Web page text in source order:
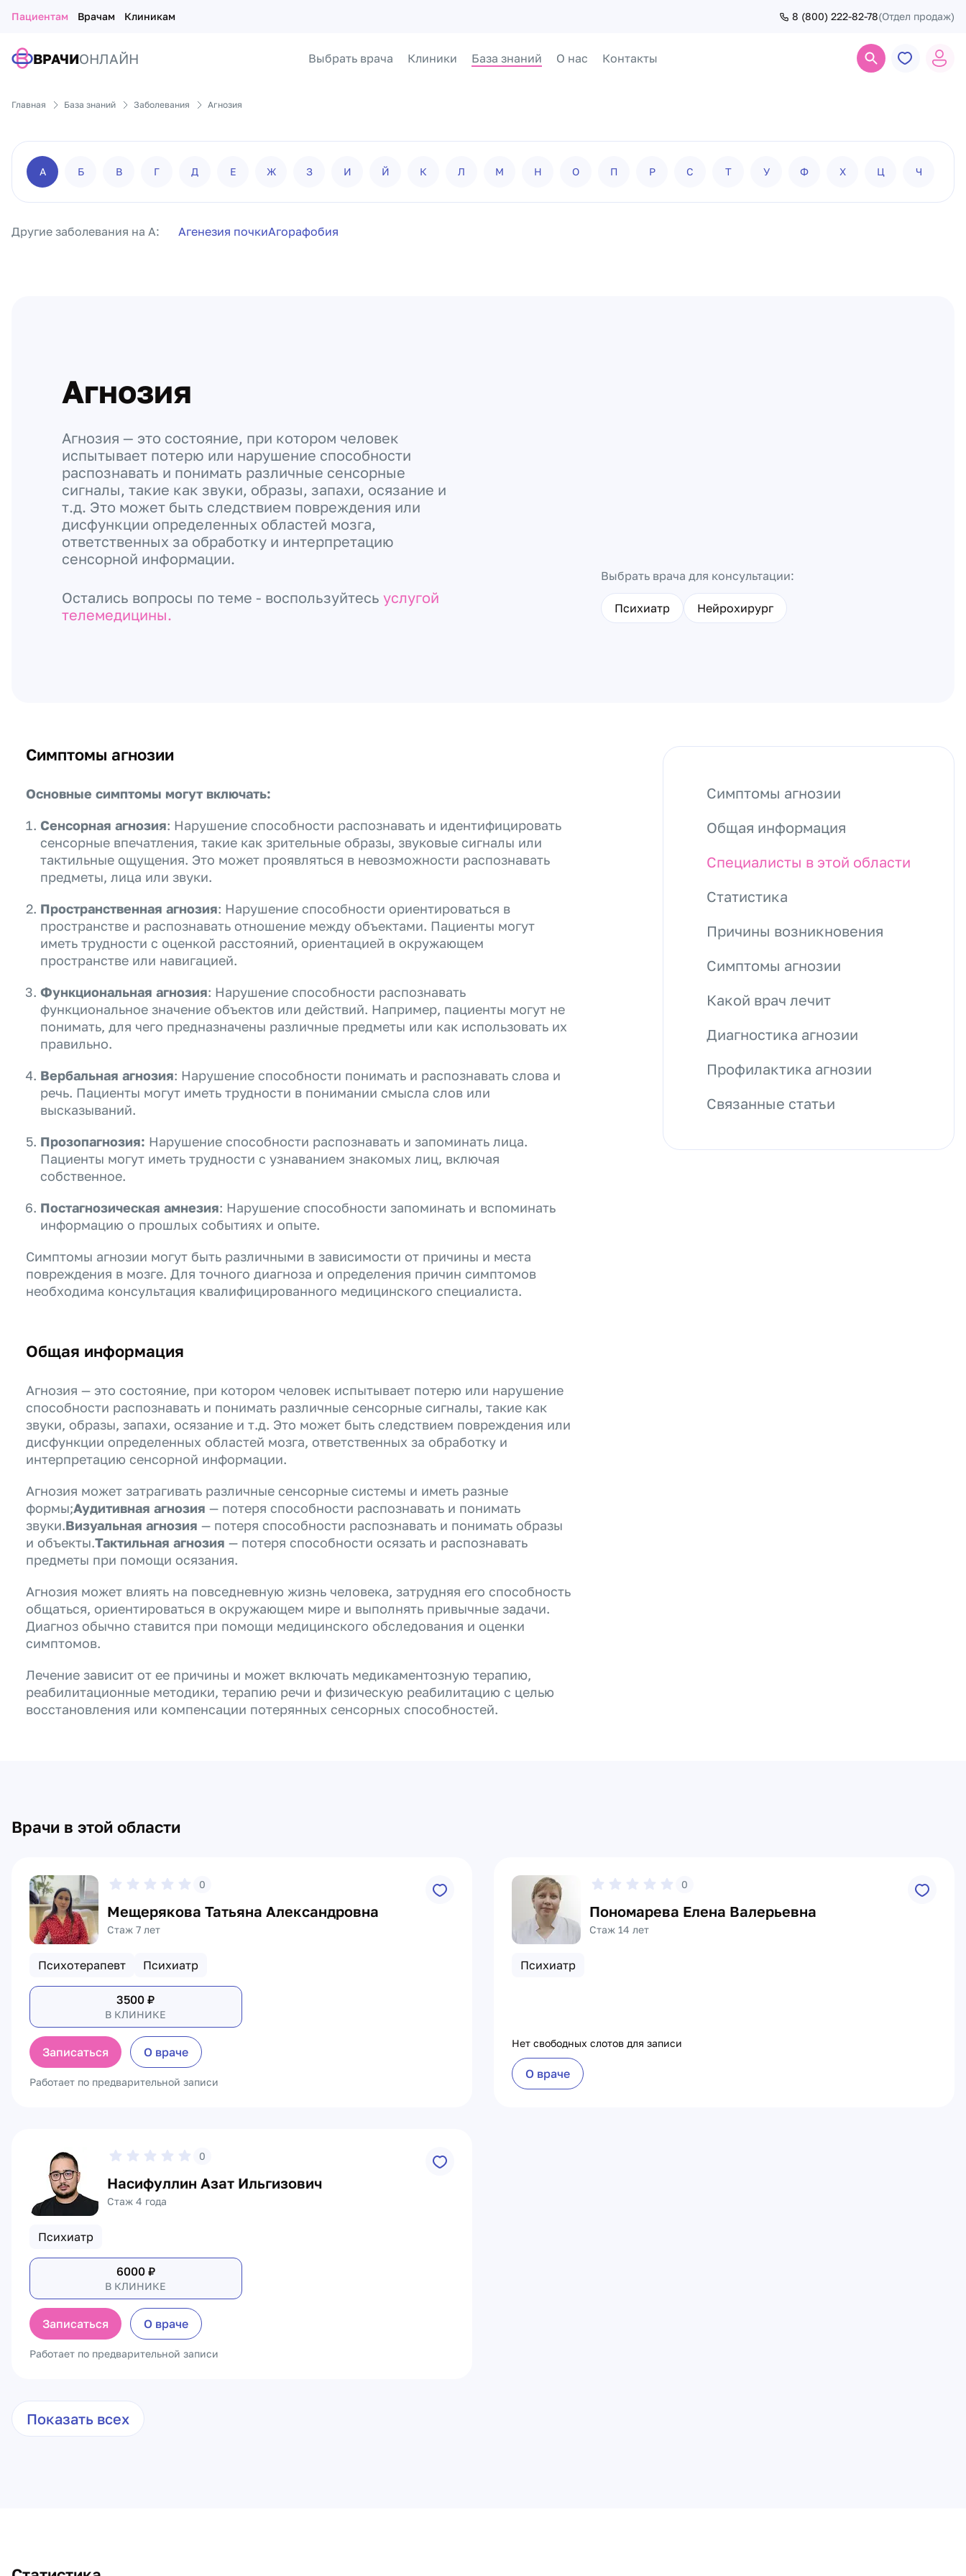
Пациентам Врачам Клиникам 8 (800) 222-82-78(Отдел продаж)
ВРАЧИОНЛАЙН Выбрать врача Клиники База знаний О нас Контакты
Главная База знаний Заболевания Агнозия
А Б В Г Д Е Ж З И Й К Л М Н О П Р С Т У Ф Х Ц Ч
Другие заболевания на А: Агенезия почкиАгорафобия
Агнозия
Агнозия — это состояние, при котором человек
испытывает потерю или нарушение способности
распознавать и понимать различные сенсорные
сигналы, такие как звуки, образы, запахи, осязание и
т.д. Это может быть следствием повреждения или
дисфункции определенных областей мозга,
ответственных за обработку и интерпретацию
сенсорной информации.
Остались вопросы по теме - воспользуйтесь услугой
телемедицины.
Выбрать врача для консультации:
Психиатр Нейрохирург
Симптомы агнозии
Основные симптомы могут включать:
Сенсорная агнозия: Нарушение способности распознавать и идентифицировать
сенсорные впечатления, такие как зрительные образы, звуковые сигналы или
тактильные ощущения. Это может проявляться в невозможности распознавать
предметы, лица или звуки.
Пространственная агнозия: Нарушение способности ориентироваться в
пространстве и распознавать отношение между объектами. Пациенты могут
иметь трудности с оценкой расстояний, ориентацией в окружающем
пространстве или навигацией.
Функциональная агнозия: Нарушение способности распознавать
функциональное значение объектов или действий. Например, пациенты могут не
понимать, для чего предназначены различные предметы или как использовать их
правильно.
Вербальная агнозия: Нарушение способности понимать и распознавать слова и
речь. Пациенты могут иметь трудности в понимании смысла слов или
высказываний.
Прозопагнозия: Нарушение способности распознавать и запоминать лица.
Пациенты могут иметь трудности с узнаванием знакомых лиц, включая
собственное.
Постагнозическая амнезия: Нарушение способности запоминать и вспоминать
информацию о прошлых событиях и опыте.
Симптомы агнозии могут быть различными в зависимости от причины и места
повреждения в мозге. Для точного диагноза и определения причин симптомов
необходима консультация квалифицированного медицинского специалиста.
Общая информация
Агнозия — это состояние, при котором человек испытывает потерю или нарушение
способности распознавать и понимать различные сенсорные сигналы, такие как
звуки, образы, запахи, осязание и т.д. Это может быть следствием повреждения или
дисфункции определенных областей мозга, ответственных за обработку и
интерпретацию сенсорной информации.
Агнозия может затрагивать различные сенсорные системы и иметь разные
формы;Аудитивная агнозия — потеря способности распознавать и понимать
звуки.Визуальная агнозия — потеря способности распознавать и понимать образы
и объекты.Тактильная агнозия — потеря способности осязать и распознавать
предметы при помощи осязания.
Агнозия может влиять на повседневную жизнь человека, затрудняя его способность
общаться, ориентироваться в окружающем мире и выполнять привычные задачи.
Диагноз обычно ставится при помощи медицинского обследования и оценки
симптомов.
Лечение зависит от ее причины и может включать медикаментозную терапию,
реабилитационные методики, терапию речи и физическую реабилитацию с целью
восстановления или компенсации потерянных сенсорных способностей.
Симптомы агнозии
Общая информация
Специалисты в этой области
Статистика
Причины возникновения
Симптомы агнозии
Какой врач лечит
Диагностика агнозии
Профилактика агнозии
Связанные статьи
Врачи в этой области
0
Мещерякова Татьяна Александровна
Стаж 7 лет
Психотерапевт Психиатр
3500 ₽
В КЛИНИКЕ
Записаться О враче
Работает по предварительной записи
0
Пономарева Елена Валерьевна
Стаж 14 лет
Психиатр
Нет свободных слотов для записи
О враче
0
Насифуллин Азат Ильгизович
Стаж 4 года
Психиатр
6000₽
В КЛИНИКЕ
Записаться О враче
Работает по предварительной записи
Показать всех